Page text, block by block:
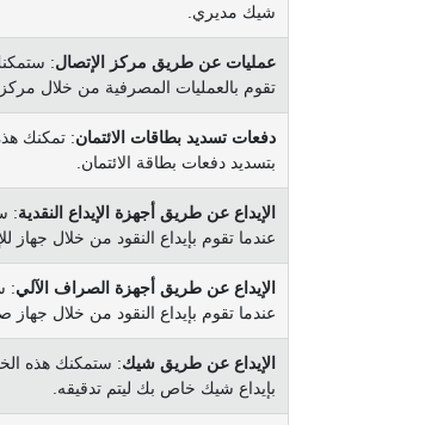
شيك مديري.
عمليات عن طريق مركز الإتصال
تقوم بالعمليات المصرفية من خلال مركز
دفعات تسديد بطاقات الائتمان
بتسديد دفعات بطاقة الائتمان.
الإيداع عن طريق أجهزة الإيداع النقدية
عندما تقوم بإيداع النقود من خلال جهاز
الإيداع عن طريق أجهزة الصراف الآلي
عندما تقوم بإيداع النقود من خلال
الإيداع عن طريق شيك
بإيداع شيك خاص بك ليتم تدقيقه.